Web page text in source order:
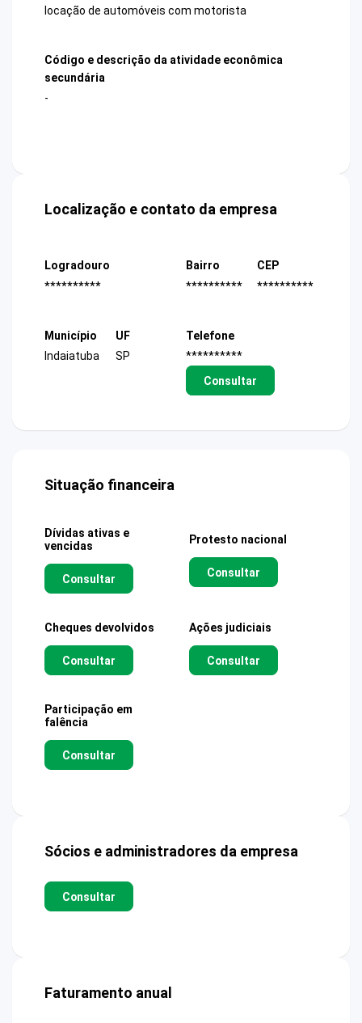
locação de automóveis com motorista
Código e descrição da atividade econômica
secundária
-
Localização e contato da empresa
Logradouro
**********
Bairro
**********
CEP
**********
Município
Indaiatuba
UF
SP
Telefone
**********
Consultar
Situação financeira
Dívidas ativas e
vencidas
Consultar
Protesto nacional
Consultar
Cheques devolvidos
Consultar
Ações judiciais
Consultar
Participação em
falência
Consultar
Sócios e administradores da empresa
Consultar
Faturamento anual